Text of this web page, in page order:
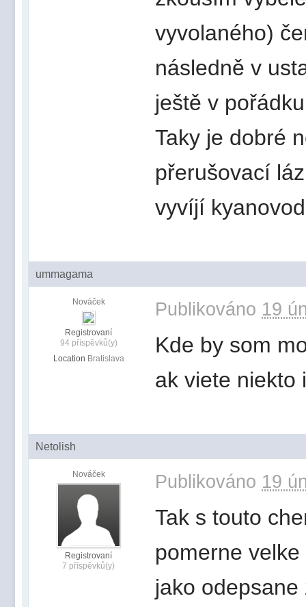
vyvolaného)
následně v
ještě v
Taky je dobré
přerušovací
vyvíjí
ummagama
Nováček
Registrovaní
94 příspěvků(y)
Location Bratislava
Publikováno 19
Kde by som
ak viete niekto
Netolish
Nováček
Registrovaní
7 příspěvků(y)
Publikováno 19
Tak s touto
pomerne
jako